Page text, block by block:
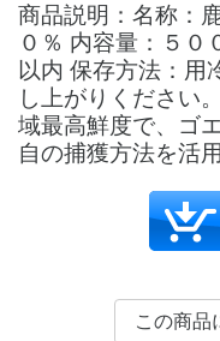
商品説明：名称：
０％ 内容量：５０
以内 保存方法：
し上がりください
域最高鮮度で、ゴ
自の捕獲方法を活